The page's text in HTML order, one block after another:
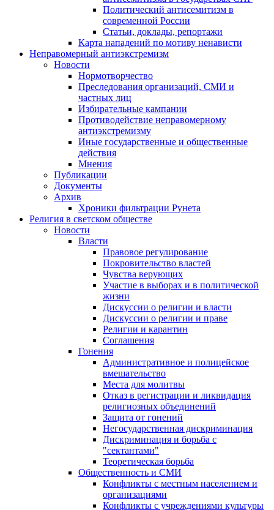
Политический антисемитизм в
современной России
Статьи, доклады, репортажи
Карта нападений по мотиву ненависти
Неправомерный антиэкстремизм
Новости
Нормотворчество
Преследования организаций, СМИ и
частных лиц
Избирательные кампании
Противодействие неправомерному
антиэкстремизму
Иные государственные и общественные
действия
Мнения
Публикации
Документы
Архив
Хроники фильтрации Рунета
Религия в светском обществе
Новости
Власти
Правовое регулирование
Покровительство властей
Чувства верующих
Участие в выборах и в политической
жизни
Дискуссии о религии и власти
Дискуссии о религии и праве
Религии и карантин
Соглашения
Гонения
Административное и полицейское
вмешательство
Места для молитвы
Отказ в регистрации и ликвидация
религиозных объединений
Защита от гонений
Негосударственная дискриминация
Дискриминация и борьба с
"сектантами"
Теоретическая борьба
Общественность и СМИ
Конфликты с местным населением и
организациями
Конфликты с учреждениями культуры